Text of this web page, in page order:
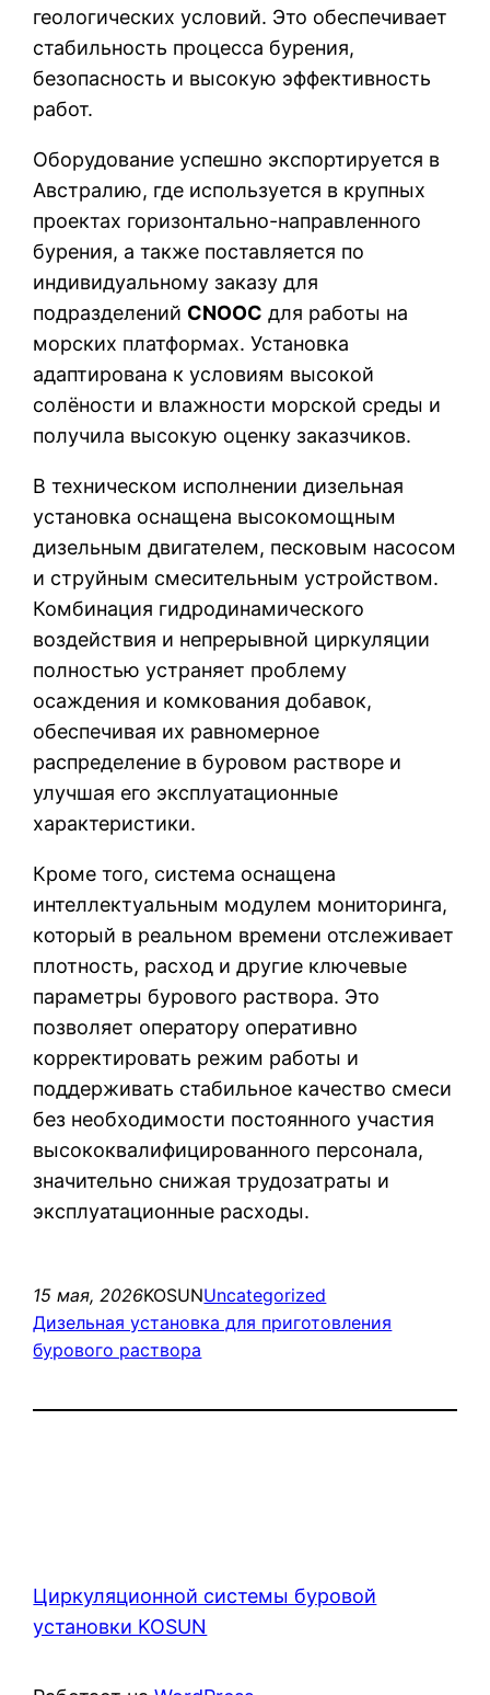
геологических условий. Это обеспечивает
стабильность процесса бурения,
безопасность и высокую эффективность
работ.
Оборудование успешно экспортируется в
Австралию, где используется в крупных
проектах горизонтально-направленного
бурения, а также поставляется по
индивидуальному заказу для
подразделений CNOOC для работы на
морских платформах. Установка
адаптирована к условиям высокой
солёности и влажности морской среды и
получила высокую оценку заказчиков.
В техническом исполнении дизельная
установка оснащена высокомощным
дизельным двигателем, песковым насосом
и струйным смесительным устройством.
Комбинация гидродинамического
воздействия и непрерывной циркуляции
полностью устраняет проблему
осаждения и комкования добавок,
обеспечивая их равномерное
распределение в буровом растворе и
улучшая его эксплуатационные
характеристики.
Кроме того, система оснащена
интеллектуальным модулем мониторинга,
который в реальном времени отслеживает
плотность, расход и другие ключевые
параметры бурового раствора. Это
позволяет оператору оперативно
корректировать режим работы и
поддерживать стабильное качество смеси
без необходимости постоянного участия
высококвалифицированного персонала,
значительно снижая трудозатраты и
эксплуатационные расходы.
15 мая, 2026KOSUNUncategorized
Дизельная установка для приготовления
бурового раствора
Циркуляционной системы буровой
установки KOSUN